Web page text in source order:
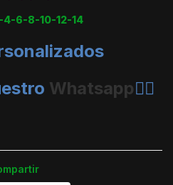
4-6-8-10-12-14
Whatsapp👈🏼